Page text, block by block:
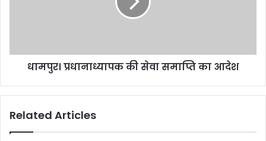
धामपुर। प्रधानाध्यापक की सेवा समाप्ति का आदेश
Related Articles